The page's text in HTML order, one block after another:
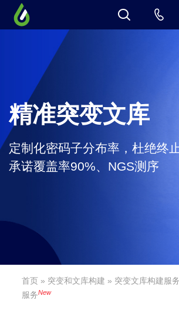
精准突变文库
定制化密码子分布率，杜绝终
承诺覆盖率90%、NGS测序
首页 » 突变和文库构建 » 突变文库构建服务
服务New